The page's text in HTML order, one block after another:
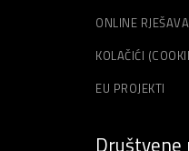
ONLINE
KOLAČIĆI
EU PROJEKTI
Društvene